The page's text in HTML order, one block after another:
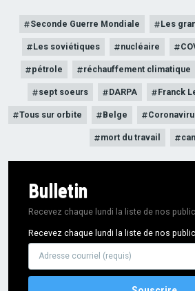
Seconde Guerre Mondiale Les
Les soviétiques nucléaire
pétrole réchauffement climatique
sept soeurs DARPA Franck
Tous sur orbite Belge
mort du travail
Bulletin
Recevez chaque lundi la liste de nos
Recevez chaque lundi la liste de nos
courriel